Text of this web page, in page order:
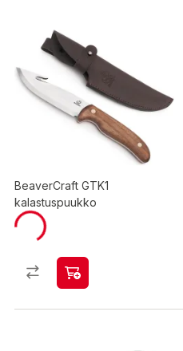
BeaverCraft GTK1
kalastuspuukko